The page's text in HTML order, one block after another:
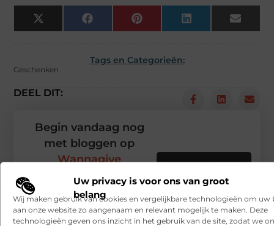
Uw privacy is voor ons van groot
belang
Wij maken gebruik van cookies en vergelijkbare technologieën om uw
aan onze website zo aangenaam en relevant mogelijk te maken. Deze
technologieën geven ons inzicht in het gebruik van de site, zodat we
X
(Twitter)
Facebook Pinterest LinkedIn Email
Tags en Categorieën:
Geschenken
DEEL DIT:
Begin vandaag nog
met bloggen op
Wannagive
Stuur ons een bericht